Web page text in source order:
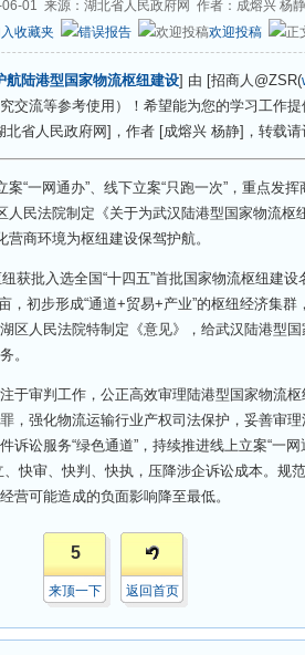
01 来源：湖北省人民政府网 作者：成熔兴 杨静
收藏夹 错误报告 欢迎投稿
陆港型国家物流枢纽建设] 由 [招商人@ZSR(
交流等参考使用）！希望能为您的学习工作
省人民政府网]，作者 [成熔兴 杨静]，转载请
“一网通办”、线下立案“只跑一次”，重点发挥
民法院制定《关于为武汉陆港型国家物流枢
商环境为枢纽建设保驾护航。
批入选全国“十四五”首批国家物流枢纽建设
，初步形成“通道+贸易+产业”的枢纽经济集
区人民法院特制定《意见》，给武汉陆港型
。
审判工作，公正高效审理陆港型国家物流枢
，强化物流运输行业产权司法保护，妥善审
讼服务“绿色通道”，持续推进线上立案“一网
快审、快判、快执，压降涉企诉讼成本。规
营可能造成的负面影响降至最低。
5
来顶一下 返回首页